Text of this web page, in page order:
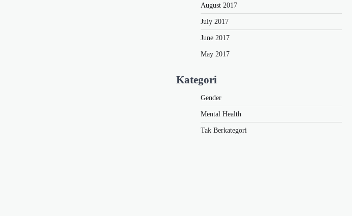
August 2017
July 2017
June 2017
May 2017
Kategori
Gender
Mental Health
Tak Berkategori